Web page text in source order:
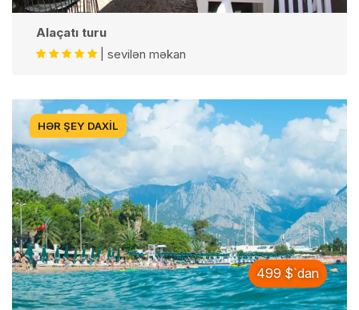
Alaçatı turu
| sevilən məkan
HƏR ŞEY DAXIL
499 $`dan